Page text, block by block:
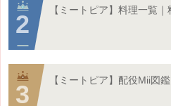
【ミートピア】料理一覧
【ミートピア】配役Mii図